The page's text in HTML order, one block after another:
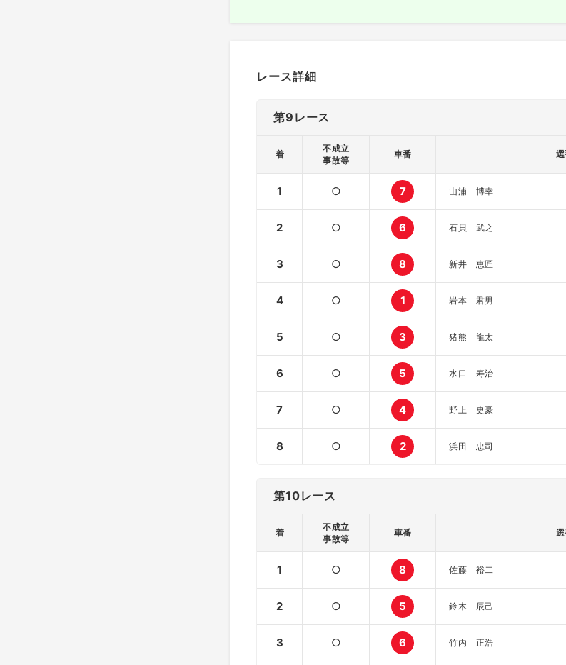
レース詳細
第9レース
着
不成立
事故等
車番
1 ○ 7 山浦 博幸
2 ○ 6 石貝 武之
3 ○ 8 新井 恵匠
4 ○ 1 岩本 君男
5 ○ 3 猪熊 龍太
6 ○ 5 水口 寿治
7 ○ 4 野上 史豪
8 ○ 2 浜田 忠司
第10レース
着
不成立
事故等
車番
1 ○ 8 佐藤 裕二
2 ○ 5 鈴木 辰己
3 ○ 6 竹内 正浩